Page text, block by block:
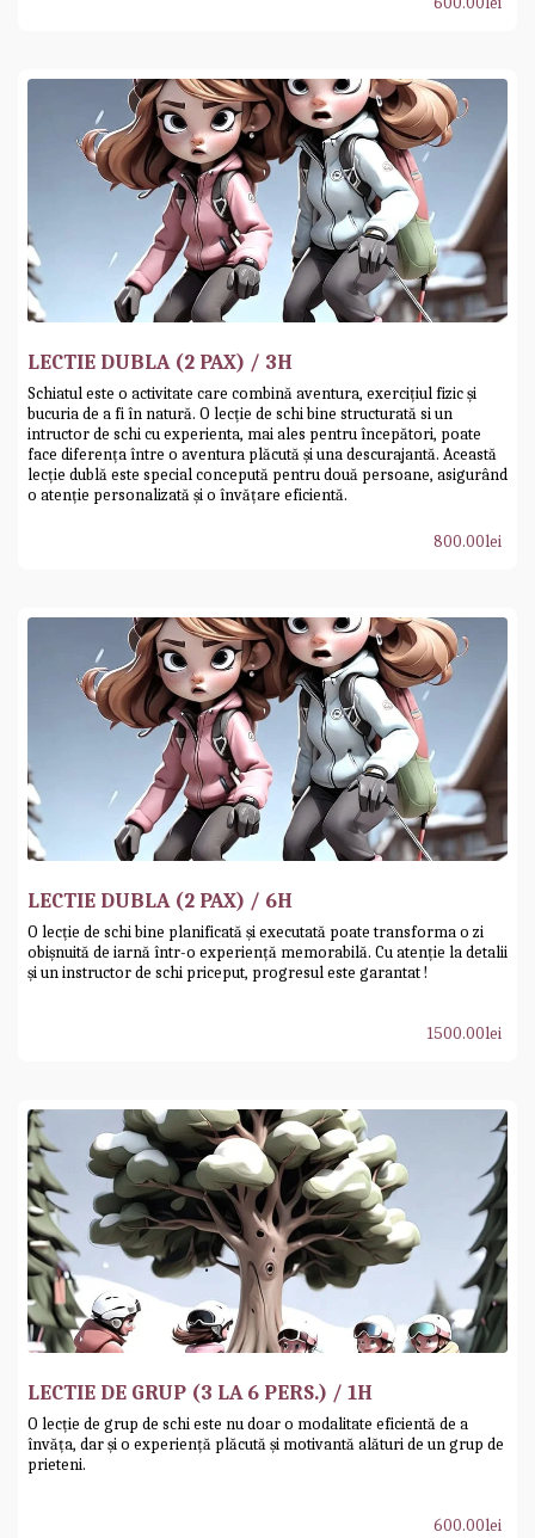
LECTIE DUBLA (2 PAX) / 3H
Schiatul este o activitate care combină aventura, exercițiul fizic și
bucuria de a fi în natură. O lecție de schi bine structurată si un
intructor de schi cu experienta, mai ales pentru începători, poate
face diferența între o aventura plăcută și una descurajantă. Această
lecție dublă este special concepută pentru două persoane, asigurând
o atenție personalizată și o învățare eficientă.
800.00lei
LECTIE DUBLA (2 PAX) / 6H
O lecție de schi bine planificată și executată poate transforma o zi
obișnuită de iarnă într-o experiență memorabilă. Cu atenție la detalii
și un instructor de schi priceput, progresul este garantat !
1500.00lei
LECTIE DE GRUP (3 LA 6 PERS.) / 1H
O lecție de grup de schi este nu doar o modalitate eficientă de a
învăța, dar și o experiență plăcută și motivantă alături de un grup de
prieteni.
600.00lei